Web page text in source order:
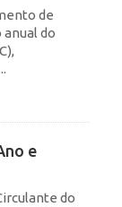
de
do
e
do